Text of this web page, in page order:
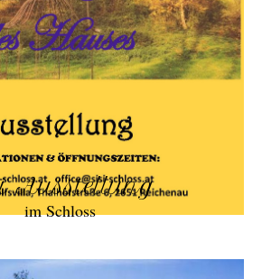
Ausstellung
im Schloss